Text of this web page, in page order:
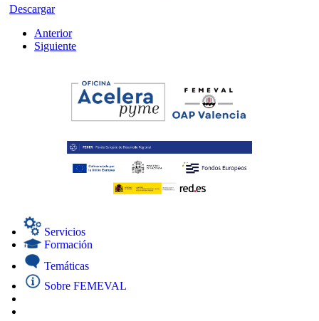
Descargar
Anterior
Siguiente
Servicios
Formación
Temáticas
Sobre FEMEVAL